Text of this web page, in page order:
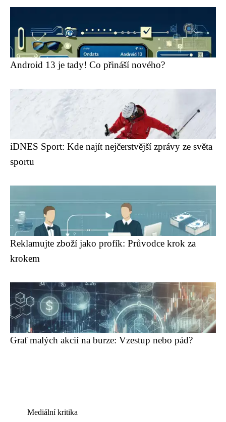
Android 13 je tady! Co přináší nového?
iDNES Sport: Kde najít nejčerstvější zprávy ze světa
sportu
Reklamujte zboží jako profík: Průvodce krok za
krokem
Graf malých akcií na burze: Vzestup nebo pád?
Mediální kritika